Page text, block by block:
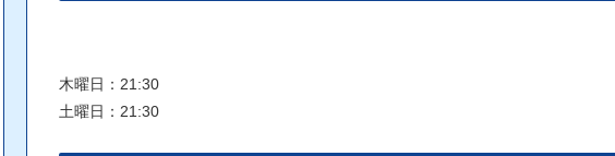
木曜日：21:30
土曜日：21:30